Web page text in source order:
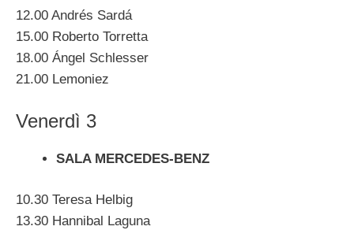
12.00 Andrés Sardá
15.00 Roberto Torretta
18.00 Ángel Schlesser
21.00 Lemoniez
Venerdì 3
SALA MERCEDES-BENZ
10.30 Teresa Helbig
13.30 Hannibal Laguna